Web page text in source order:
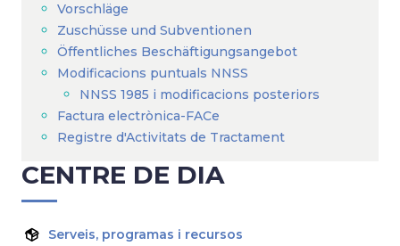
Vorschläge
Zuschüsse und Subventionen
Öffentliches Beschäftigungsangebot
Modificacions puntuals NNSS
NNSS 1985 i modificacions posteriors
Factura electrònica-FACe
Registre d'Activitats de Tractament
CENTRE DE DIA
Serveis, programas i recursos